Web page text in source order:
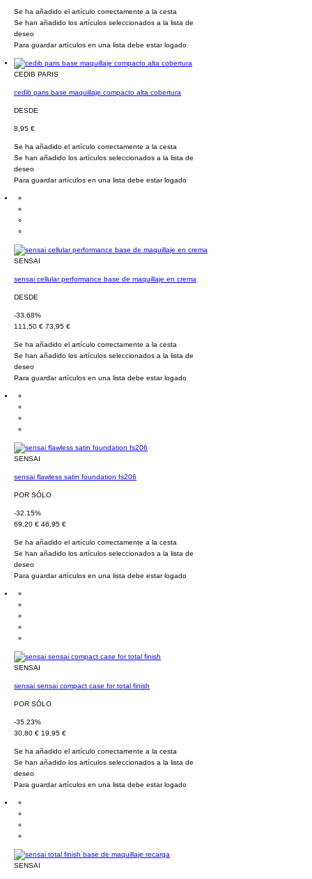
Se ha añadido el artículo correctamente a la cesta
Se han añadido los artículos seleccionados a la lista de
deseo
Para guardar artículos en una lista debe estar logado
CEDIB PARIS
cedib paris base maquillaje compacto alta cobertura
DESDE
8,95 €
Se ha añadido el artículo correctamente a la cesta
Se han añadido los artículos seleccionados a la lista de
deseo
Para guardar artículos en una lista debe estar logado
SENSAI
sensai cellular performance base de maquillaje en crema
DESDE
-33.68%
111,50 € 73,95 €
Se ha añadido el artículo correctamente a la cesta
Se han añadido los artículos seleccionados a la lista de
deseo
Para guardar artículos en una lista debe estar logado
SENSAI
sensai flawless satin foundation fs206
POR SÓLO
-32.15%
69,20 € 46,95 €
Se ha añadido el artículo correctamente a la cesta
Se han añadido los artículos seleccionados a la lista de
deseo
Para guardar artículos en una lista debe estar logado
SENSAI
sensai sensai compact case for total finish
POR SÓLO
-35.23%
30,80 € 19,95 €
Se ha añadido el artículo correctamente a la cesta
Se han añadido los artículos seleccionados a la lista de
deseo
Para guardar artículos en una lista debe estar logado
SENSAI